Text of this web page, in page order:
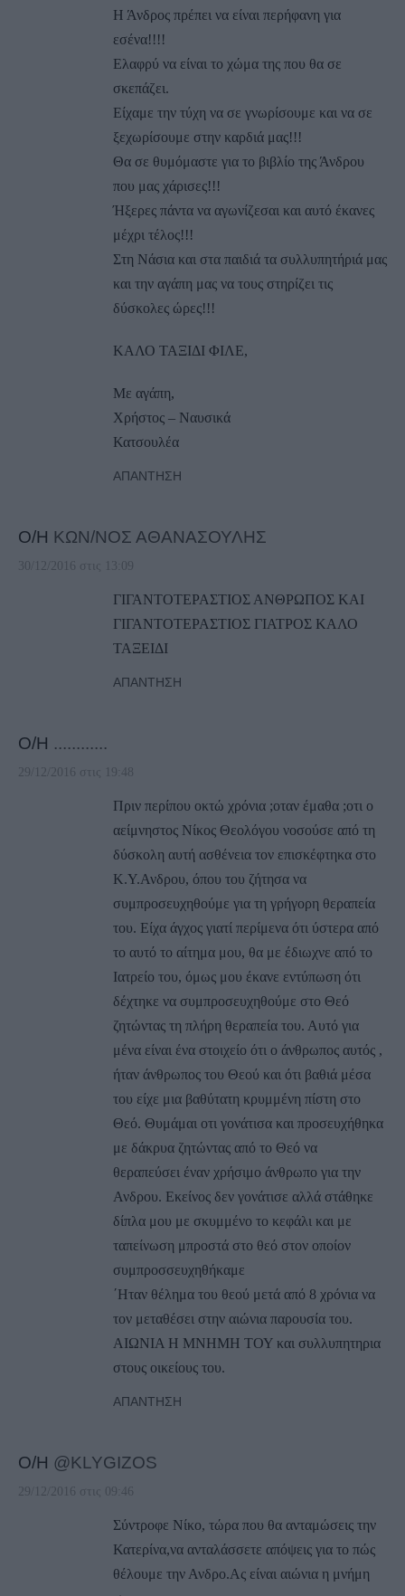
Η Άνδρος πρέπει να είναι περήφανη για
εσένα!!!!
Ελαφρύ να είναι το χώμα της που θα σε
σκεπάζει.
Είχαμε την τύχη να σε γνωρίσουμε και να σε
ξεχωρίσουμε στην καρδιά μας!!!
Θα σε θυμόμαστε για το βιβλίο της Άνδρου
που μας χάρισες!!!
Ήξερες πάντα να αγωνίζεσαι και αυτό έκανες
μέχρι τέλος!!!
Στη Νάσια και στα παιδιά τα συλλυπητήριά μας
και την αγάπη μας να τους στηρίζει τις
δύσκολες ώρες!!!
ΚΑΛΟ ΤΑΞΙΔΙ ΦΙΛΕ,
Με αγάπη,
Χρήστος – Ναυσικά
Κατσουλέα
ΑΠΆΝΤΗΣΗ
Ο/Η ΚΩΝ/ΝΟΣ ΑΘΑΝΑΣΟΥΛΗΣ
30/12/2016 στις 13:09
ΓΙΓΑΝΤΟΤΕΡΑΣΤΙΟΣ ΑΝΘΡΩΠΟΣ ΚΑΙ
ΓΙΓΑΝΤΟΤΕΡΑΣΤΙΟΣ ΓΙΑΤΡΟΣ ΚΑΛΟ
ΤΑΞΕΙΔΙ
ΑΠΆΝΤΗΣΗ
Ο/Η ............
29/12/2016 στις 19:48
Πριν περίπου οκτώ χρόνια ;oταν έμαθα ;oτι ο
αείμνηστος Νίκος Θεολόγου νοσούσε από τη
δύσκολη αυτή ασθένεια τον επισκέφτηκα στο
Κ.Υ.Ανδρου, όπου του ζήτησα να
συμπροσευχηθούμε για τη γρήγορη θεραπεία
του. Είχα άγχος γιατί περίμενα ότι ύστερα από
το αυτό το αίτημα μου, θα με έδιωχνε από το
Ιατρείο του, όμως μου έκανε εντύπωση ότι
δέχτηκε να συμπροσευχηθούμε στο Θεό
ζητώντας τη πλήρη θεραπεία του. Αυτό για
μένα είναι ένα στοιχείο ότι ο άνθρωπος αυτός ,
ήταν άνθρωπος του Θεού και ότι βαθιά μέσα
του είχε μια βαθύτατη κρυμμένη πίστη στο
Θεό. Θυμάμαι oτι γονάτισα και προσευχήθηκα
με δάκρυα ζητώντας από το Θεό να
θεραπεύσει έναν χρήσιμο άνθρωπο για την
Ανδρου. Εκείνος δεν γονάτισε αλλά στάθηκε
δίπλα μου με σκυμμένο το κεφάλι και με
ταπείνωση μπροστά στο θεό στον οποίον
συμπροσσευχηθήκαμε
΄Ηταν θέλημα του θεού μετά από 8 χρόνια να
τον μεταθέσει στην αιώνια παρουσία του.
ΑΙΩΝΙΑ Η ΜΝΗΜΗ ΤΟΥ και συλλυπητηρια
στους οικείους του.
ΑΠΆΝΤΗΣΗ
Ο/Η @KLYGIZOS
29/12/2016 στις 09:46
Σύντροφε Νίκο, τώρα που θα ανταμώσεις την
Κατερίνα,να ανταλάσσετε απόψεις για το πώς
θέλουμε την Ανδρο.Ας είναι αιώνια η μνήμη